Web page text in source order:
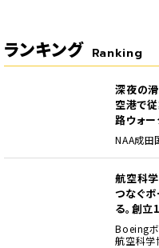
ランキング Ranking
深夜の
空港で
路ウォ
ベント
NAA成田
航空科
つなぐボ
る。創
貴重な資
Boeing
航空科学